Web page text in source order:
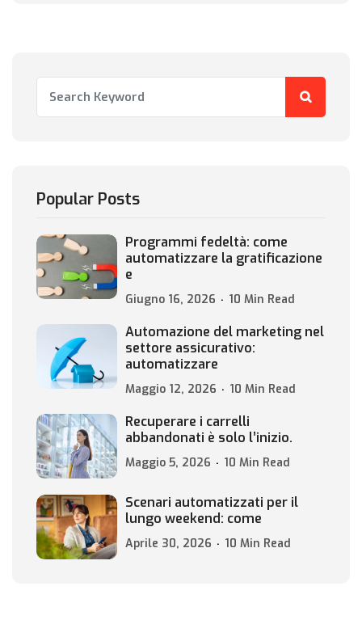
Popular Posts
Programmi fedeltà: come
automatizzare la gratificazione
e
Giugno 16, 2026 10 Min Read
Automazione del marketing nel
settore assicurativo:
automatizzare
Maggio 12, 2026 10 Min Read
Recuperare i carrelli
abbandonati è solo l’inizio.
Maggio 5, 2026 10 Min Read
Scenari automatizzati per il
lungo weekend: come
Aprile 30, 2026 10 Min Read